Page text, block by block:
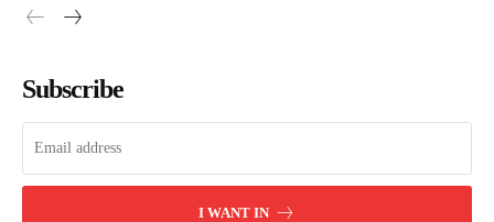
Subscribe
I WANT IN